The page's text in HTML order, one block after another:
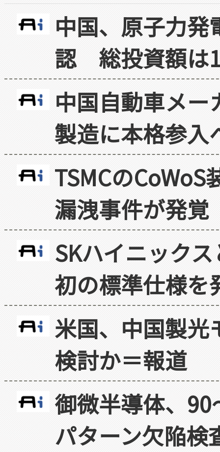
中国、原子力
認 総投資額は
中国自動車メ
製造に本格参入
TSMCの
漏洩事件が発覚
SKハイニック
初の標準仕様を
米国、中国製光
検討か＝報道
御微半導体、
パターン欠陥検